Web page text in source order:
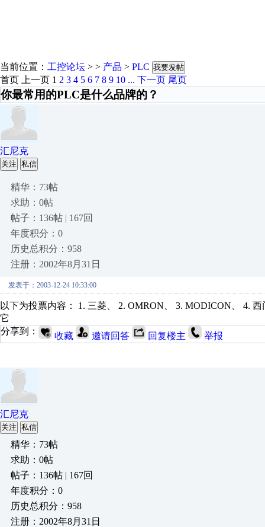
当前位置： 工控论坛 > > 产品 > PLC 我要发帖
首页 上一页 1 2 3 4 5 6 7 8 9 10 ... 下一页 尾页
你最常用的PLC是什么品牌的？
汇尼克
关注 私信
精华：73帖
求助：0帖
帖子：136帖 | 167回
年度积分：0
历史总积分：958
注册：2002年8月31日
发表于：2003-12-24 10:33:00
以下为投票内容： 1. 三菱、 2. OMRON、 3. MODICON、 4.
它
分享到：
收藏 邀请回答 回复楼主 举报
汇尼克
关注 私信
精华：73帖
求助：0帖
帖子：136帖 | 167回
年度积分：0
历史总积分：958
注册：2002年8月31日